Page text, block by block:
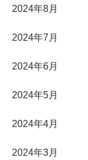
2024年8月
2024年7月
2024年6月
2024年5月
2024年4月
2024年3月